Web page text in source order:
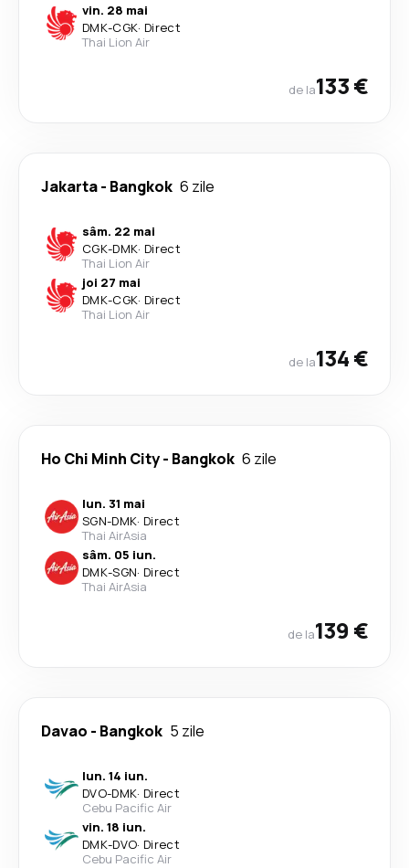
vin. 28 mai
DMK-CGK· Direct
Thai Lion Air
de la133 €
Jakarta- Bangkok 6 zile
sâm. 22 mai
CGK-DMK· Direct
Thai Lion Air
joi 27 mai
DMK-CGK· Direct
Thai Lion Air
de la134 €
Ho Chi Minh City- Bangkok 6 zile
lun. 31 mai
SGN-DMK· Direct
Thai AirAsia
sâm. 05 iun.
DMK-SGN· Direct
Thai AirAsia
de la139 €
Davao - Bangkok 5 zile
lun. 14 iun.
DVO-DMK· Direct
Cebu Pacific Air
vin. 18 iun.
DMK-DVO· Direct
Cebu Pacific Air